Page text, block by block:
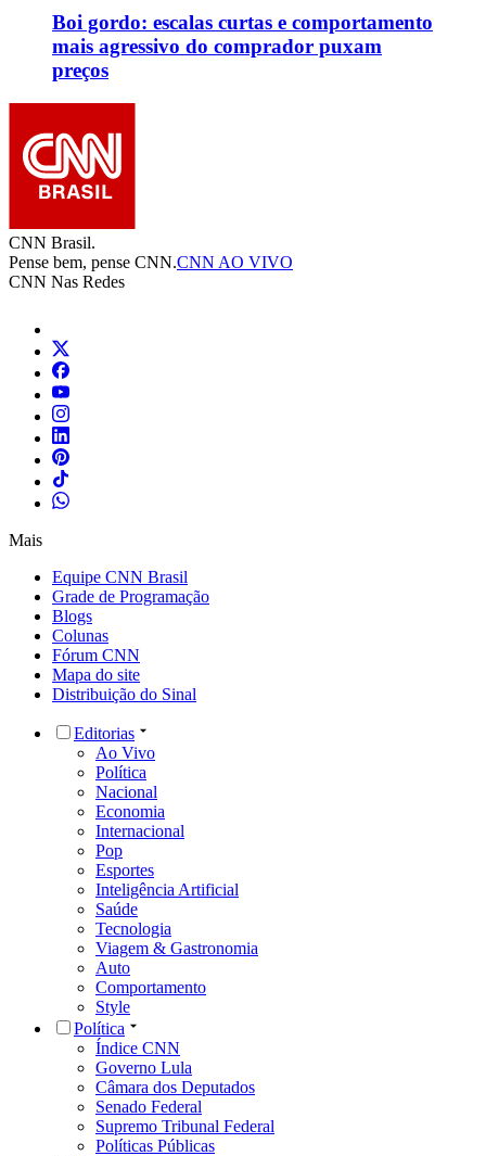
Boi gordo: escalas curtas e comportamento
mais agressivo do comprador puxam
preços
CNN Brasil.
Pense bem, pense CNN.CNN AO VIVO
CNN Nas Redes
Mais
Equipe CNN Brasil
Grade de Programação
Blogs
Colunas
Fórum CNN
Mapa do site
Distribuição do Sinal
Editorias
Ao Vivo
Política
Nacional
Economia
Internacional
Pop
Esportes
Inteligência Artificial
Saúde
Tecnologia
Viagem & Gastronomia
Auto
Comportamento
Style
Política
Índice CNN
Governo Lula
Câmara dos Deputados
Senado Federal
Supremo Tribunal Federal
Políticas Públicas